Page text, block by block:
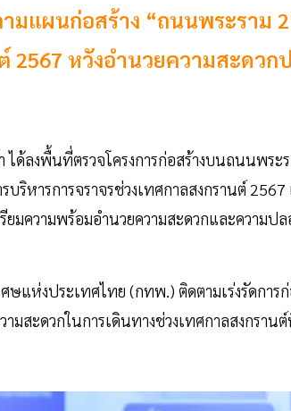
แผนก่อสร้าง “ถนนพระราม
2567 หวังอำนวยความสะดวก
ด้ลงพื้นที่ตรวจโครงการก่อสร้างบนถนนพระ
ริหารการจราจรช่วงเทศกาลสงกรานต์ 2567
มความพร้อมอำนวยความสะดวกและความป
ษแห่งประเทศไทย (กทพ.) ติดตามเร่งรัดกา
สะดวกในการเดินทางช่วงเทศกาลสงกราน